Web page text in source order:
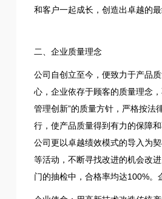
和客户一起成长，创造出卓越的
二、企业质量理念
公司自创立至今，便致力于产品
心，企业依存于顾客的质量理念
管理创新”的质量方针，严格按法
行，使产品质量得到有力的保障
公司更以卓越绩效模式的导入为
等活动，不断寻找改进的机会改
门的抽检中，合格率均达100%。